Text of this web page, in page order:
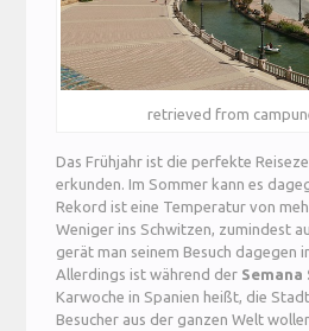
retrieved from
Das Frühjahr ist die perfekte
erkunden. Im Sommer kann es
Rekord ist eine Temperatur von
Weniger ins Schwitzen, zumindest
gerät man seinem Besuch dagegen
Allerdings ist während der Semana
Karwoche in Spanien heißt, die
Besucher aus der ganzen Welt